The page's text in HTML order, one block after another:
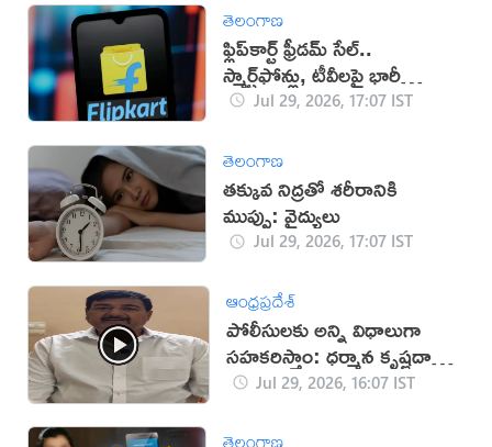
తెలంగాణ
ఫ్లిప్‌కార్ట్ ఫ్రీడమ్ సేల్..
స్మార్ట్‌ఫోన్లు, టీవీలపై భారీ
తగ్గింపు!
Jul 29, 2026, 17:07 IST
తెలంగాణ
తక్కువ నిద్రతో శరీరానికి
ముప్పు: వైద్యులు
Jul 29, 2026, 17:07 IST
ఆంధ్రప్రదేశ్
పోలీసులకు అన్ని విధాలుగా
సహకరిస్తాం: ధర్మాన కృష్ణదాస్
(వీడియో)
Jul 29, 2026, 16:07 IST